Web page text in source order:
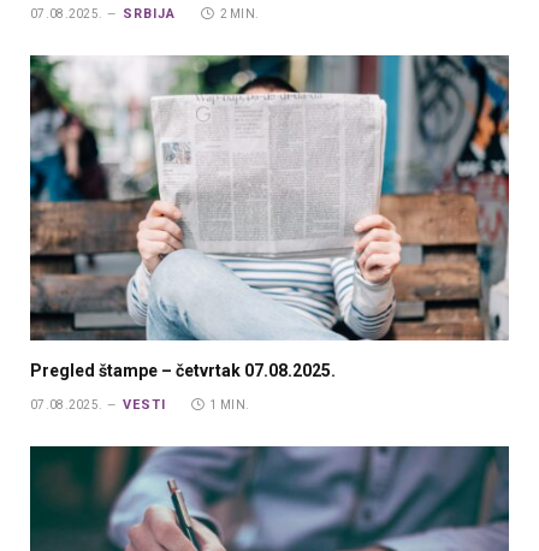
07.08.2025. SRBIJA 2 MIN.
Pregled štampe – četvrtak 07.08.2025.
07.08.2025. VESTI 1 MIN.